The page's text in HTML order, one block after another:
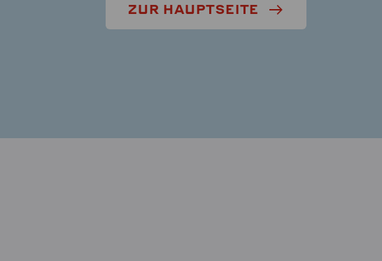
ZUR HAUPTSEITE